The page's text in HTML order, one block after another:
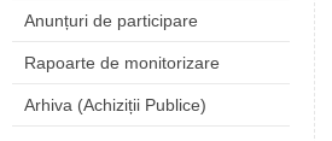
Anunțuri de participare
Rapoarte de monitorizare
Arhiva (Achiziții Publice)